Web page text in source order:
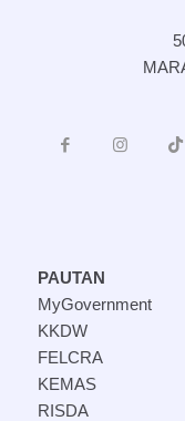
PAUTAN
MyGovernment
KKDW
FELCRA
KEMAS
RISDA